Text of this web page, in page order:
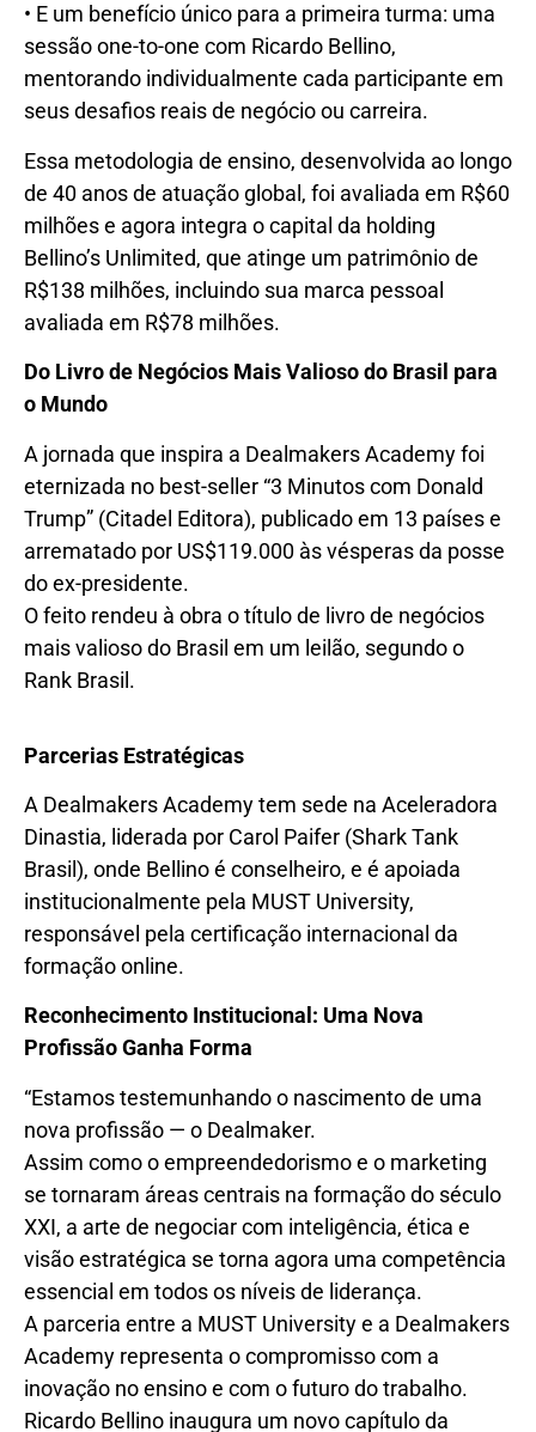
• E um benefício único para a primeira turma: uma
sessão one-to-one com Ricardo Bellino,
mentorando individualmente cada participante em
seus desafios reais de negócio ou carreira.
Essa metodologia de ensino, desenvolvida ao longo
de 40 anos de atuação global, foi avaliada em R$60
milhões e agora integra o capital da holding
Bellino’s Unlimited, que atinge um patrimônio de
R$138 milhões, incluindo sua marca pessoal
avaliada em R$78 milhões.
Do Livro de Negócios Mais Valioso do Brasil para
o Mundo
A jornada que inspira a Dealmakers Academy foi
eternizada no best-seller “3 Minutos com Donald
Trump” (Citadel Editora), publicado em 13 países e
arrematado por US$119.000 às vésperas da posse
do ex-presidente.
O feito rendeu à obra o título de livro de negócios
mais valioso do Brasil em um leilão, segundo o
Rank Brasil.
Parcerias Estratégicas
A Dealmakers Academy tem sede na Aceleradora
Dinastia, liderada por Carol Paifer (Shark Tank
Brasil), onde Bellino é conselheiro, e é apoiada
institucionalmente pela MUST University,
responsável pela certificação internacional da
formação online.
Reconhecimento Institucional: Uma Nova
Profissão Ganha Forma
“Estamos testemunhando o nascimento de uma
nova profissão — o Dealmaker.
Assim como o empreendedorismo e o marketing
se tornaram áreas centrais na formação do século
XXI, a arte de negociar com inteligência, ética e
visão estratégica se torna agora uma competência
essencial em todos os níveis de liderança.
A parceria entre a MUST University e a Dealmakers
Academy representa o compromisso com a
inovação no ensino e com o futuro do trabalho.
Ricardo Bellino inaugura um novo capítulo da